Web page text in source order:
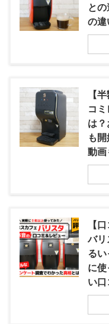
と
の違
【
コ
は
も
動画
【
バリ
る
に
い